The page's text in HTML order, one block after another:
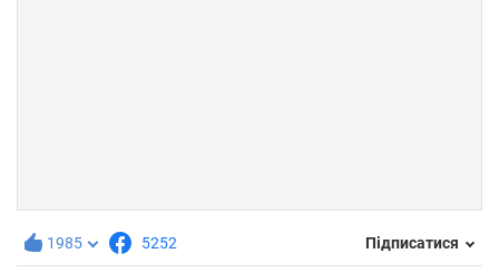
1985 5252 Підписатися